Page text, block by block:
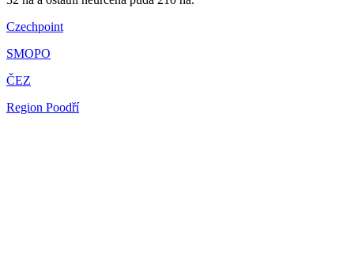
Czechpoint
SMOPO
ČEZ
Region Poodří